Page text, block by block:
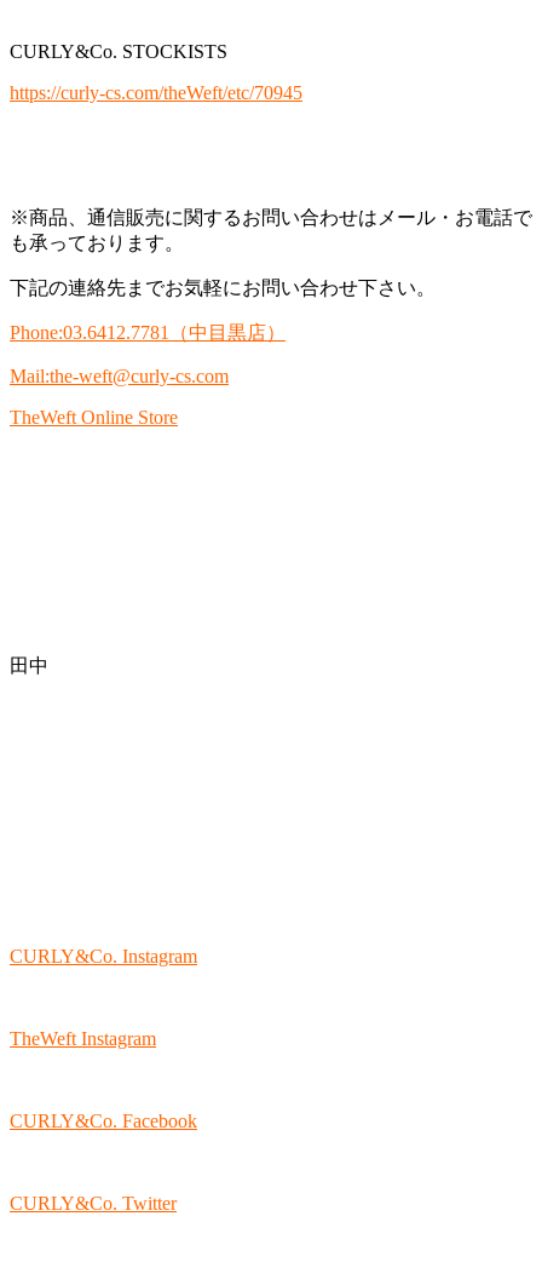
CURLY&Co. STOCKISTS
https://curly-cs.com/theWeft/etc/70945
※商品、通信販売に関するお問い合わせはメール・お電話で
も承っております。
下記の連絡先までお気軽にお問い合わせ下さい。
Phone:03.6412.7781 （中目黒店）
Mail:the-weft@curly-cs.com
TheWeft Online Store
田中
CURLY&Co. Instagram
TheWeft Instagram
CURLY&Co. Facebook
CURLY&Co. Twitter